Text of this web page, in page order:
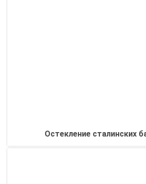
Остекление сталинских